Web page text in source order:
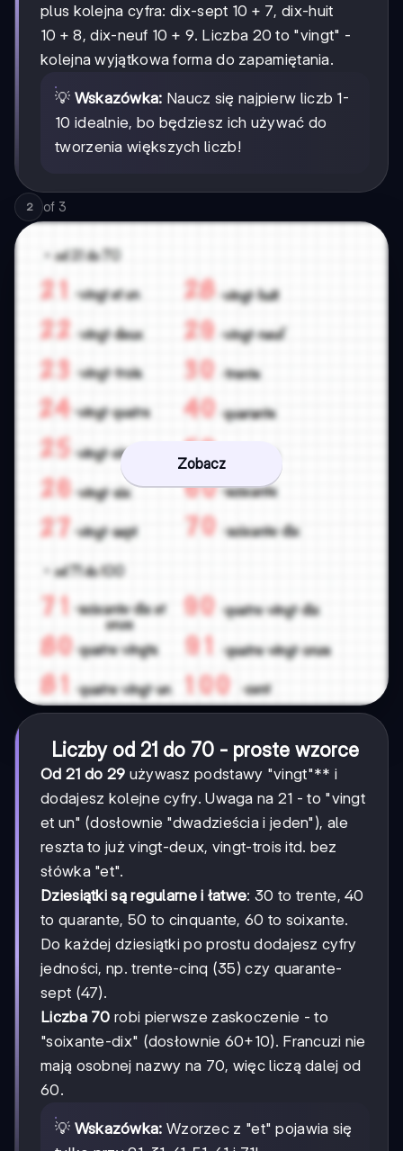
plus kolejna cyfra: dix-sept 10+7
10 + 7, dix-huit
10+8
10 + 8, dix-neuf 10+9
10 + 9. Liczba 20 to "vingt" -
kolejna wyjątkowa forma do zapamiętania.
💡 Wskazówka: Naucz się najpierw liczb 1-
10 idealnie, bo będziesz ich używać do
tworzenia większych liczb!
2 of 3
Zobacz
Liczby od 21 do 70 - proste wzorce
Od 21 do 29 używasz podstawy "vingt"** i
dodajesz kolejne cyfry. Uwaga na 21 - to "vingt
et un" (dosłownie "dwadzieścia i jeden"), ale
reszta to już vingt-deux, vingt-trois itd. bez
słówka "et".
Dziesiątki są regularne i łatwe: 30 to trente, 40
to quarante, 50 to cinquante, 60 to soixante.
Do każdej dziesiątki po prostu dodajesz cyfry
jedności, np. trente-cinq (35) czy quarante-
sept (47).
Liczba 70 robi pierwsze zaskoczenie - to
"soixante-dix" (dosłownie 60+10). Francuzi nie
mają osobnej nazwy na 70, więc liczą dalej od
60.
💡 Wskazówka: Wzorzec z "et" pojawia się